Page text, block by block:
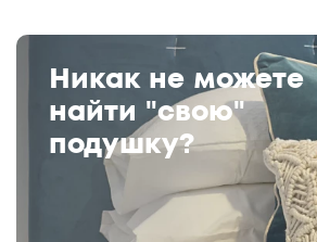
Никак не можете
найти "свою"
подушку?